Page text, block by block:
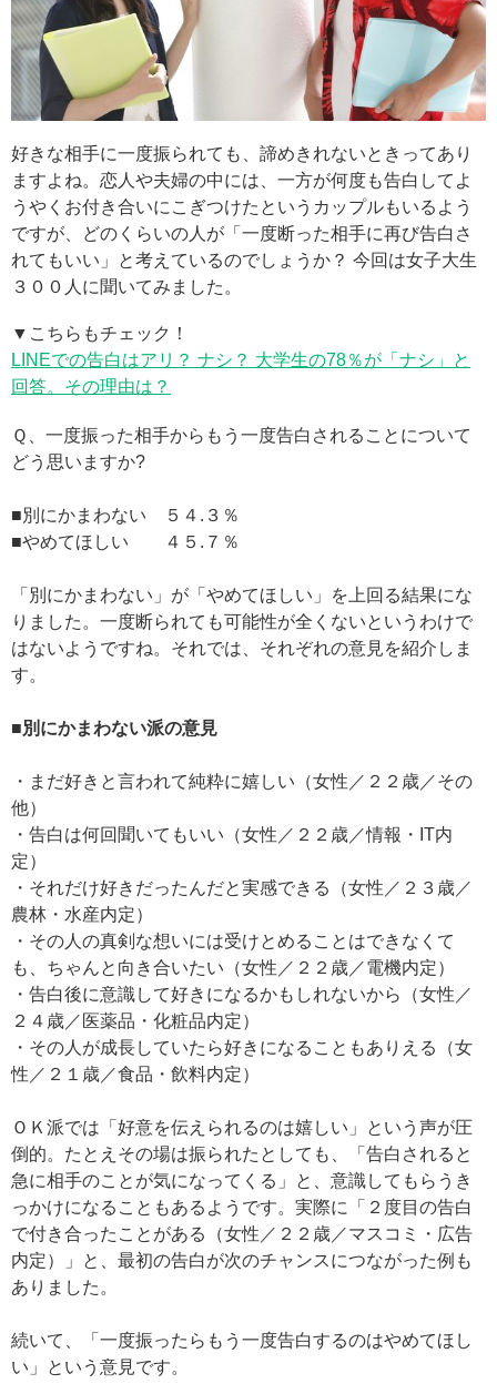
好きな相手に一度振られても、諦めきれないときってあり
ますよね。恋人や夫婦の中には、一方が何度も告白してよ
うやくお付き合いにこぎつけたというカップルもいるよう
ですが、どのくらいの人が「一度断った相手に再び告白さ
れてもいい」と考えているのでしょうか？ 今回は女子大生
３００人に聞いてみました。
▼こちらもチェック！
LINEでの告白はアリ？ ナシ？ 大学生の78％が「ナシ」と
回答。その理由は？
Ｑ、一度振った相手からもう一度告白されることについて
どう思いますか?
■別にかまわない ５４.３％
■やめてほしい ４５.７％
「別にかまわない」が「やめてほしい」を上回る結果にな
りました。一度断られても可能性が全くないというわけで
はないようですね。それでは、それぞれの意見を紹介しま
す。
■別にかまわない派の意見
・まだ好きと言われて純粋に嬉しい（女性／２２歳／その
他）
・告白は何回聞いてもいい（女性／２２歳／情報・IT内
定）
・それだけ好きだったんだと実感できる（女性／２３歳／
農林・水産内定）
・その人の真剣な想いには受けとめることはできなくて
も、ちゃんと向き合いたい（女性／２２歳／電機内定）
・告白後に意識して好きになるかもしれないから（女性／
２４歳／医薬品・化粧品内定）
・その人が成長していたら好きになることもありえる（女
性／２１歳／食品・飲料内定）
ＯＫ派では「好意を伝えられるのは嬉しい」という声が圧
倒的。たとえその場は振られたとしても、「告白されると
急に相手のことが気になってくる」と、意識してもらうき
っかけになることもあるようです。実際に「２度目の告白
で付き合ったことがある（女性／２２歳／マスコミ・広告
内定）」と、最初の告白が次のチャンスにつながった例も
ありました。
続いて、「一度振ったらもう一度告白するのはやめてほし
い」という意見です。